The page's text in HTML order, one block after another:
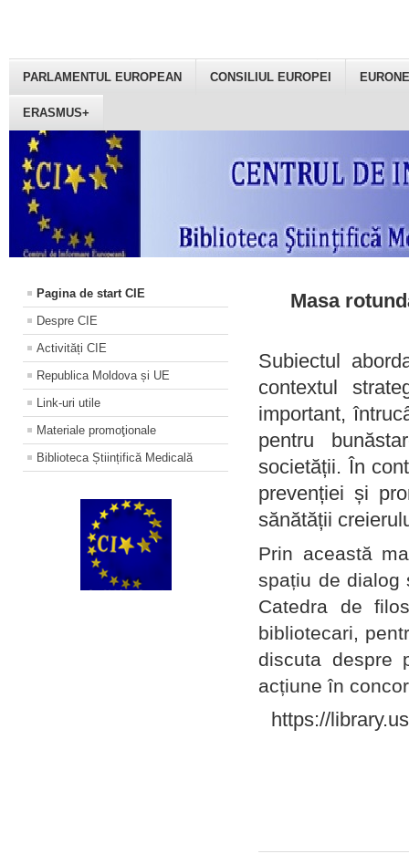
PARLAMENTUL EUROPEAN CONSILIUL EUROPEI
ERASMUS+
Pagina de start CIE
Despre CIE
Activități CIE
Republica Moldova și UE
Link-uri utile
Materiale promoţionale
Biblioteca Științifică Medicală
Masa
Subiectul
contextul
important,
pentru
societății. În
prevenției și
sănătății
Prin această
spațiu de dialog
Catedra de
bibliotecari,
discuta despre
acțiune în
https://